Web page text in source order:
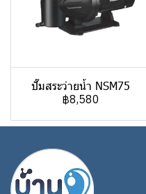
ปั๊มสระว่ายน้ำ NSM75
฿8,580